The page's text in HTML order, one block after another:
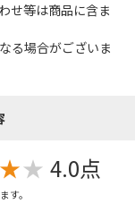
せ等は商品に含ま
る場合がございま
★★ 4.0点
す。